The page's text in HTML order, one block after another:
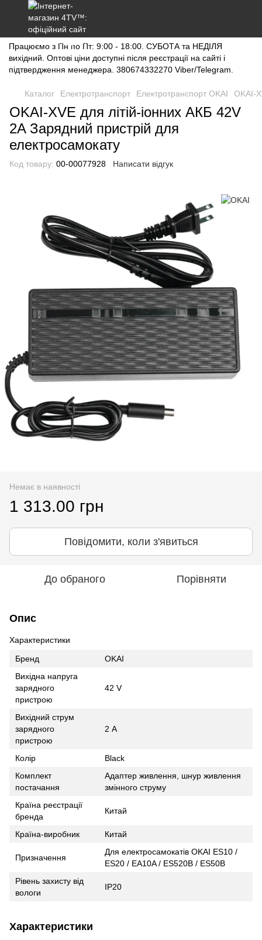
Працюємо з Пн по Пт: 9:00 - 18:00. СУБОТА та НЕДІЛЯ
вихідний. Оптові ціни доступні після реєстрації на сайті і
підтвердження менеджера. 380674332270 Viber/Telegram.
Каталог Електротранспорт Електротранспорт OKAI OKAI-
OKAI-XVE для літій-іонних АКБ 42V
2A Зарядний пристрій для
електросамокату
Код товару: 00-00077928 Написати відгук
Немає в наявності
1 313.00 грн
Повідомити, коли з'явиться
До обраного Порівняти
Опис
Характеристики
Бренд
OKAI
Вихідна напруга
зарядного
пристрою
42 V
Вихідний струм
зарядного
пристрою
2 А
Колір
Black
Комплект
постачання
Адаптер живлення, шнур живлення
змінного струму
Країна реєстрації
бренда
Китай
Країна-виробник Китай
Призначення
Для електросамокатів OKAI ES10 /
ES20 / EA10A / ES520B / ES50B
Рівень захисту від
вологи
IP20
Характеристики